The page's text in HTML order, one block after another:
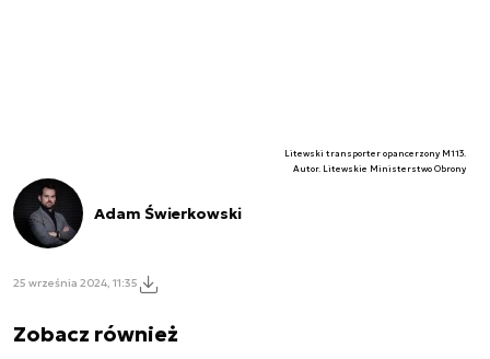
Litewski transporter opancerzony M113.
Autor. Litewskie Ministerstwo Obrony
Adam Świerkowski
25 września 2024, 11:35
Zobacz również